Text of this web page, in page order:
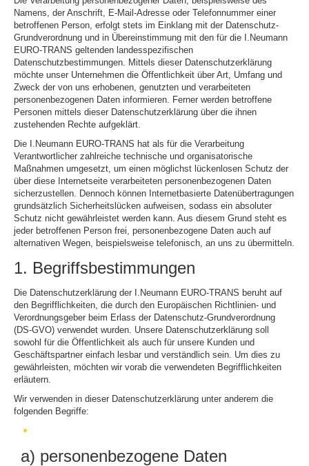
Namens, der Anschrift, E-Mail-Adresse oder Telefonnummer einer
betroffenen Person, erfolgt stets im Einklang mit der Datenschutz-
Grundverordnung und in Übereinstimmung mit den für die I.Neumann
EURO-TRANS geltenden landesspezifischen
Datenschutzbestimmungen. Mittels dieser Datenschutzerklärung
möchte unser Unternehmen die Öffentlichkeit über Art, Umfang und
Zweck der von uns erhobenen, genutzten und verarbeiteten
personenbezogenen Daten informieren. Ferner werden betroffene
Personen mittels dieser Datenschutzerklärung über die ihnen
zustehenden Rechte aufgeklärt.
Die I.Neumann EURO-TRANS hat als für die Verarbeitung
Verantwortlicher zahlreiche technische und organisatorische
Maßnahmen umgesetzt, um einen möglichst lückenlosen Schutz der
über diese Internetseite verarbeiteten personenbezogenen Daten
sicherzustellen. Dennoch können Internetbasierte Datenübertragungen
grundsätzlich Sicherheitslücken aufweisen, sodass ein absoluter
Schutz nicht gewährleistet werden kann. Aus diesem Grund steht es
jeder betroffenen Person frei, personenbezogene Daten auch auf
alternativen Wegen, beispielsweise telefonisch, an uns zu übermitteln.
1. Begriffsbestimmungen
Die Datenschutzerklärung der I.Neumann EURO-TRANS beruht auf
den Begrifflichkeiten, die durch den Europäischen Richtlinien- und
Verordnungsgeber beim Erlass der Datenschutz-Grundverordnung
(DS-GVO) verwendet wurden. Unsere Datenschutzerklärung soll
sowohl für die Öffentlichkeit als auch für unsere Kunden und
Geschäftspartner einfach lesbar und verständlich sein. Um dies zu
gewährleisten, möchten wir vorab die verwendeten Begrifflichkeiten
erläutern.
Wir verwenden in dieser Datenschutzerklärung unter anderem die
folgenden Begriffe:
a) personenbezogene Daten